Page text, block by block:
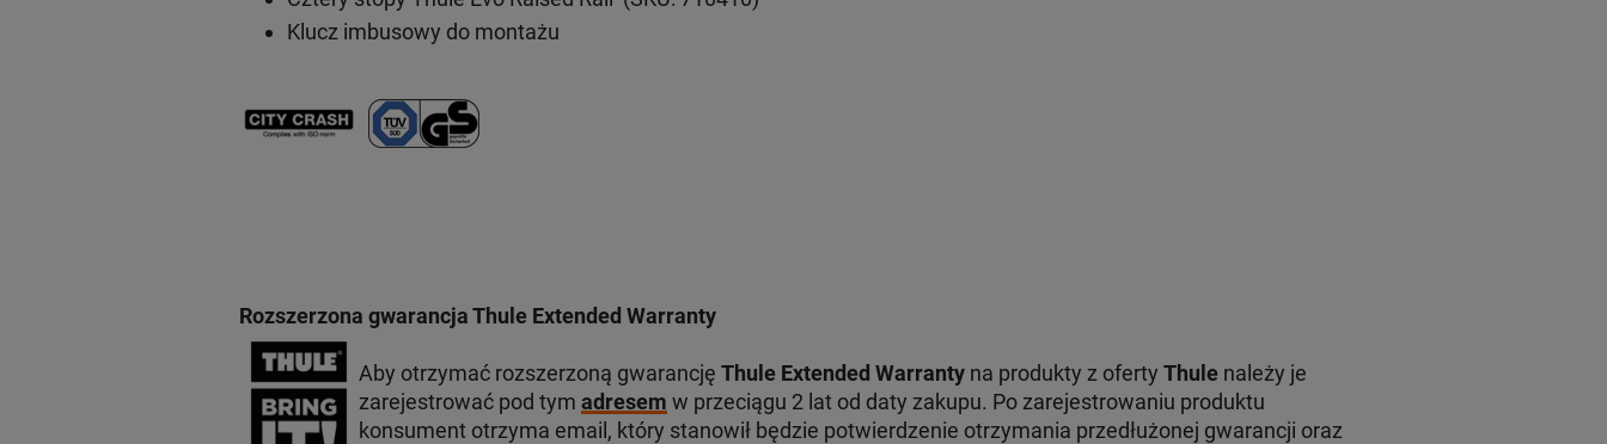
Klucz imbusowy do montażu
Rozszerzona gwarancja Thule Extended Warranty
Aby otrzymać rozszerzoną gwarancję Thule Extended Warrantyna produkty z oferty Thulenależy je
zarejestrować pod tym adresem w przeciągu 2 lat od daty zakupu. Po zarejestrowaniu produktu
konsument otrzyma email, który stanowił będzie potwierdzenie otrzymania przedłużonej gwarancji oraz